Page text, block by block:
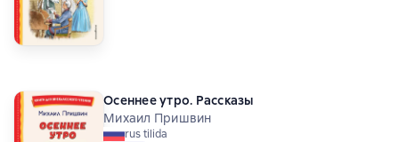
Осеннее утро. Рассказы
Михаил Пришвин
rus tilida